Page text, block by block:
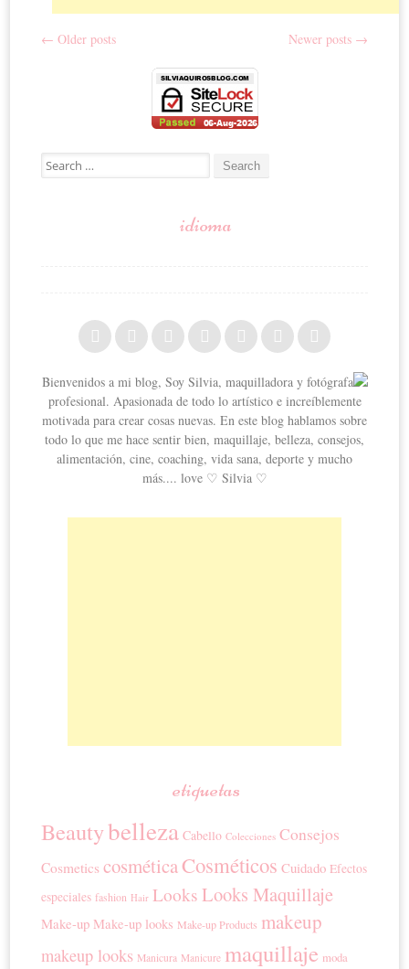
Post navigation
← Older posts Newer posts →
Search for:
idioma
Bienvenidos a mi blog, Soy Silvia, maquilladora y fotógrafa
profesional. Apasionada de todo lo artístico e increíblemente
motivada para crear cosas nuevas. En este blog hablamos sobre
todo lo que me hace sentir bien, maquillaje, belleza, consejos,
alimentación, cine, coaching, vida sana, deporte y mucho
más.... love ♡ Silvia ♡
etiquetas
Beautybelleza Cabello Colecciones Consejos
Cosmetics cosméticaCosméticos Cuidado Efectos
especiales fashion Hair Looks Looks Maquillaje
Make-up Make-up looks Make-up Products makeup
makeup looks Manicura Manicure maquillaje moda